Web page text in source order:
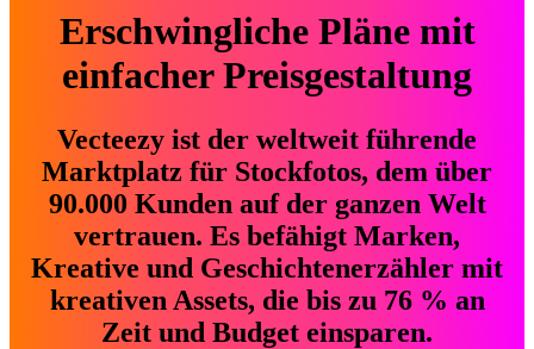
Erschwingliche Pläne mit
einfacher Preisgestaltung
Vecteezy ist der weltweit führende
Marktplatz für Stockfotos, dem über
90.000 Kunden auf der ganzen Welt
vertrauen. Es befähigt Marken,
Kreative und Geschichtenerzähler mit
kreativen Assets, die bis zu 76 % an
Zeit und Budget einsparen.